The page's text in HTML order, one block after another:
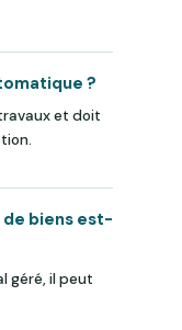
?
et doit
de biens est-
géré, il peut